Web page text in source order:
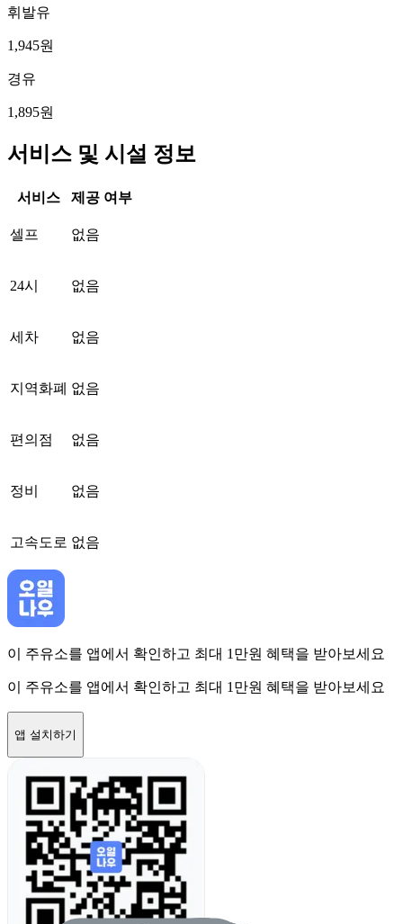
휘발유
1,945원
경유
1,895원
서비스 및 시설 정보
서비스 제공 여부
셀프 없음
24시 없음
세차 없음
지역화폐 없음
편의점 없음
정비 없음
고속도로 없음
이 주유소를 앱에서 확인하고 최대 1만원 혜택을 받아보세요
이 주유소를 앱에서 확인하고 최대 1만원 혜택을 받아보세요
앱 설치하기